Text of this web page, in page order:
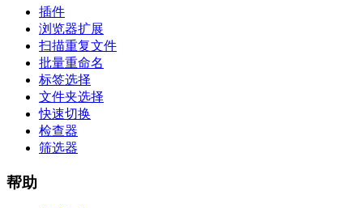
插件
浏览器扩展
扫描重复文件
批量重命名
标签选择
文件夹选择
快速切换
检查器
筛选器
帮助